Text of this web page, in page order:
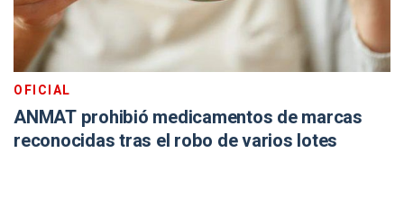
OFICIAL
ANMAT prohibió medicamentos de marcas
reconocidas tras el robo de varios lotes